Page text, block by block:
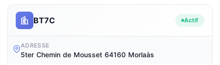
BT7C Actif
ADRESSE
5ter Chemin de Mousset 64160 Morlaàs